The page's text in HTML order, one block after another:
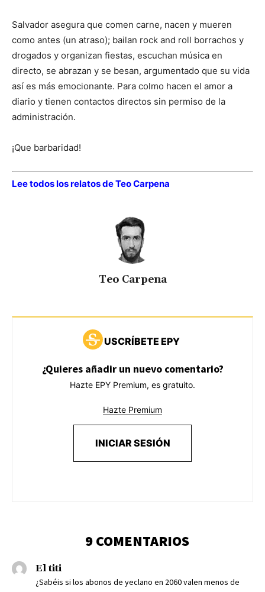
Salvador asegura que comen carne, nacen y mueren
como antes (un atraso); bailan rock and roll borrachos y
drogados y organizan fiestas, escuchan música en
directo, se abrazan y se besan, argumentado que su vida
así es más emocionante. Para colmo hacen el amor a
diario y tienen contactos directos sin permiso de la
administración.
¡Que barbaridad!
Lee todos los relatos de Teo Carpena
Teo Carpena
USCRÍBETE EPY
¿Quieres añadir un nuevo comentario?
Hazte EPY Premium, es gratuito.
Hazte Premium
INICIAR SESIÓN
9 COMENTARIOS
El titi
¿Sabéis si los abonos de yeclano en 2060 valen menos de